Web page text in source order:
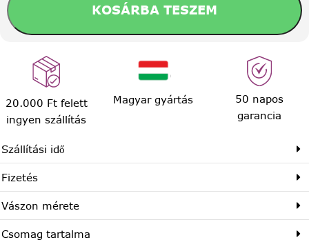
KOSÁRBA TESZEM
20.000 Ft felett
ingyen szállítás
Magyar gyártás
50 napos
garancia
Szállítási idő
Fizetés
Vászon mérete
Csomag tartalma